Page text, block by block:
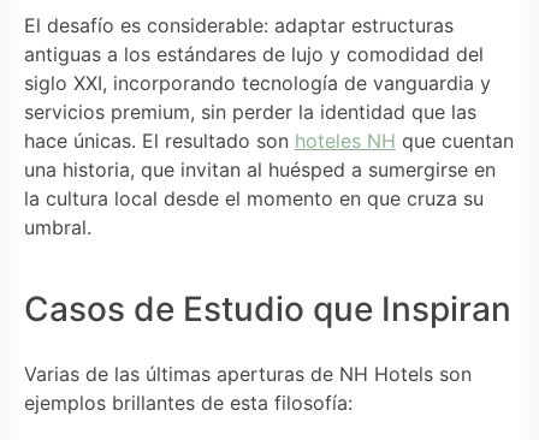
El desafío es considerable: adaptar estructuras
antiguas a los estándares de lujo y comodidad del
siglo XXI, incorporando tecnología de vanguardia y
servicios premium, sin perder la identidad que las
hace únicas. El resultado son hoteles NH que cuentan
una historia, que invitan al huésped a sumergirse en
la cultura local desde el momento en que cruza su
umbral.
Casos de Estudio que Inspiran
Varias de las últimas aperturas de NH Hotels son
ejemplos brillantes de esta filosofía: